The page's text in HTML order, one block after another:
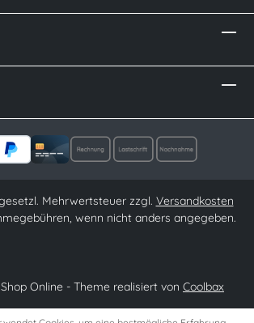
Mehrwertsteuer zzgl. Versandkosten
wenn nicht anders angegeben.
Online - Theme realisiert von Coolbax